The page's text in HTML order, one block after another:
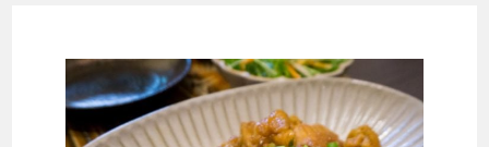
De
Poulet
Japonais